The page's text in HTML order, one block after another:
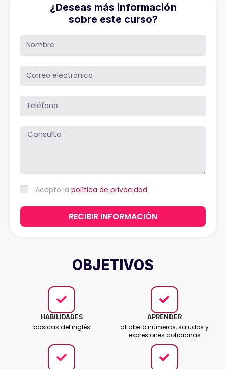
¿Deseas más información
sobre este curso?
Acepto la política de privacidad
RECIBIR INFORMACIÓN
OBJETIVOS
HABILIDADES
básicas del inglés
APRENDER
alfabeto números, saludos y
expresiones cotidianas